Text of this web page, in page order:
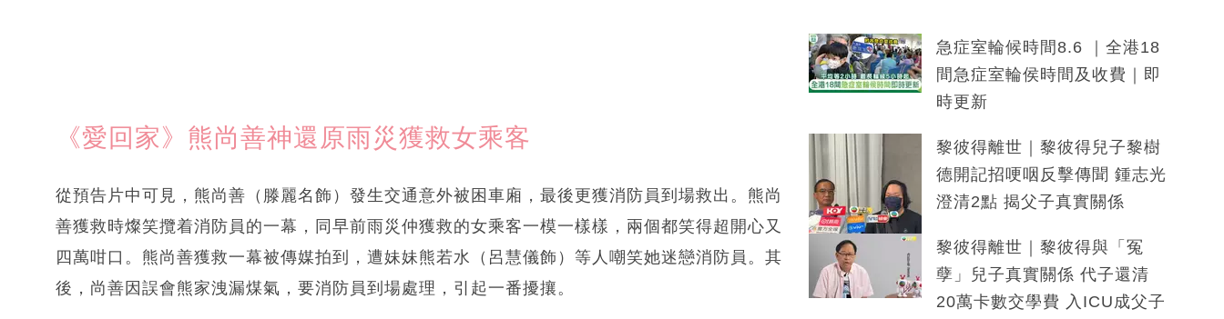
《愛回家》熊尚善神還原雨災獲救女乘客
從預告片中可見，熊尚善（滕麗名飾）發生交通意外被困車廂，最後更獲消防員到場救出。熊尚
善獲救時燦笑攬着消防員的一幕，同早前雨災仲獲救的女乘客一模一樣樣，兩個都笑得超開心又
四萬咁口。熊尚善獲救一幕被傳媒拍到，遭妹妹熊若水（呂慧儀飾）等人嘲笑她迷戀消防員。其
後，尚善因誤會熊家洩漏煤氣，要消防員到場處理，引起一番擾攘。
急症室輪候時間8.6 ｜全港18
間急症室輪侯時間及收費｜即
時更新
黎彼得離世｜黎彼得兒子黎樹
德開記招哽咽反擊傳聞 鍾志光
澄清2點 揭父子真實關係
黎彼得離世｜黎彼得與「冤
孽」兒子真實關係 代子還清
20萬卡數交學費 入ICU成父子